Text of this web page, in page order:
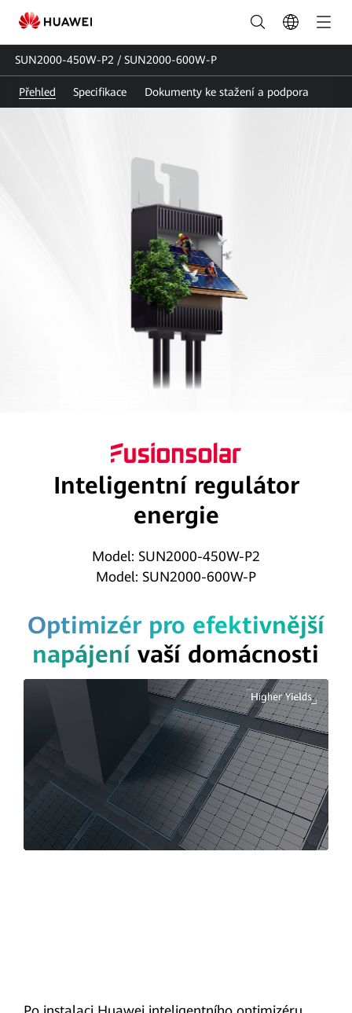
SUN2000-
450W-
P2&SUN2000-
600W-
panelů_Optimizér
energie|Huawei
FusionSolar
SUN2000-450W-P2 / SUN2000-600W-P
Přehled Specifikace Dokumenty ke stažení a podpora
Inteligentní regulátor
energie
Model: SUN2000-450W-P2
Model: SUN2000-600W-P
Optimizér pro efektivnější
napájenívaší domácnosti